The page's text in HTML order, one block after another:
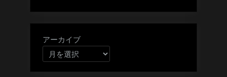
アーカイブ